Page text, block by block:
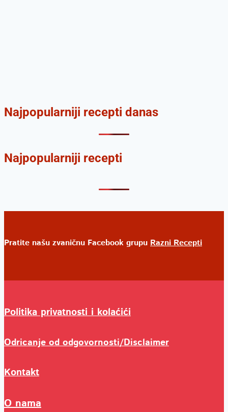
Najpopularniji recepti danas
Najpopularniji recepti
Pratite našu zvaničnu Facebook grupu Razni Recepti
Politika privatnosti i kolaćići
Odricanje od odgovornosti/Disclaimer
Kontakt
O nama